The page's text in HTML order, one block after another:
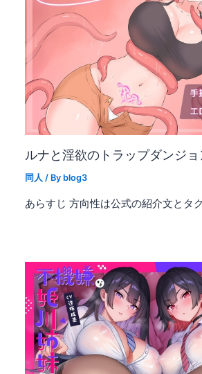
ルナと淫欲のトラップダンジョ
同人 / By blog3
あらすじ 方向性は公式の紹介文とタ